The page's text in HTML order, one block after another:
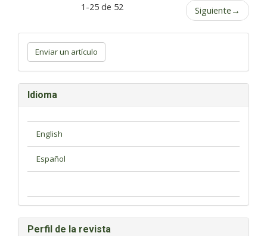
1-25 de 52 Siguiente →
artículo
Enviar un artículo
Idioma
Perfil de la revista